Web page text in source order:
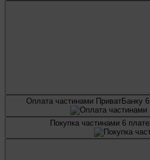
Оплата частинами ПриватБанку
Покупка частинами 6